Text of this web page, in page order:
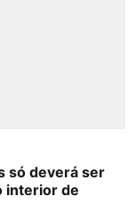
só deverá ser
interior de